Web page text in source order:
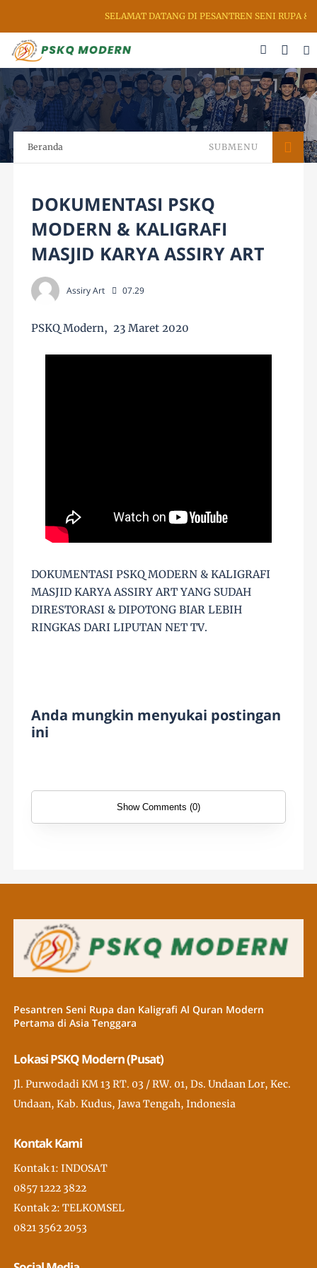
SELAMAT DATANG DI PESANTREN SENI RUPA &
Beranda SUBMENU
DOKUMENTASI PSKQ
MODERN & KALIGRAFI
MASJID KARYA ASSIRY ART
Assiry Art 07.29
PSKQ Modern, 23 Maret 2020
DOKUMENTASI PSKQ MODERN & KALIGRAFI
MASJID KARYA ASSIRY ART YANG SUDAH
DIRESTORASI & DIPOTONG BIAR LEBIH
RINGKAS DARI LIPUTAN NET TV.
Anda mungkin menyukai postingan
ini
Show Comments (0)
Pesantren Seni Rupa dan Kaligrafi Al Quran Modern
Pertama di Asia Tenggara
Lokasi PSKQ Modern (Pusat)
Jl. Purwodadi KM 13 RT. 03 / RW. 01, Ds. Undaan Lor, Kec.
Undaan, Kab. Kudus, Jawa Tengah, Indonesia
Kontak Kami
Kontak 1: INDOSAT
0857 1222 3822
Kontak 2: TELKOMSEL
0821 3562 2053